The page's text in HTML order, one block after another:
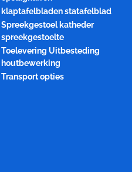
klaptafelbladen statafelblad
Spreekgestoel katheder
spreekgestoelte
Toelevering Uitbesteding
houtbewerking
Transport opties